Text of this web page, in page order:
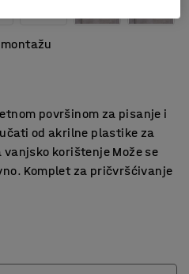
površinom za pisanje i
od akrilne plastike za
korištenje Može se
Komplet za pričvršćivanje